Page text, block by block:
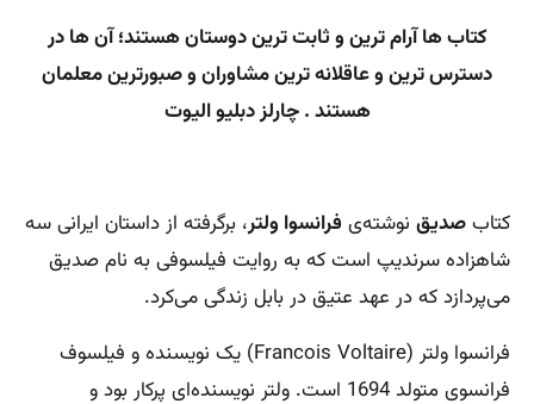
کتاب ها آرام ترین و ثابت ترین دوستان هستند؛ آن ها در
دسترس ترین و عاقلانه ترین مشاوران و صبورترین معلمان
هستند . چارلز دبلیو الیوت
کتابصدیق نوشته‌ی فرانسوا ولتر، برگرفته از داستان ایرانی سه
شاهزاده سرندیپ است که به روایت فیلسوفی به نام صدیق
می‌پردازد که در عهد عتیق در بابل زندگی می‌کرد.
فرانسوا ولتر (Francois Voltaire) یک نویسنده و فیلسوف
فرانسوی متولد 1694 است. ولتر نویسنده‌ای پرکار بود و